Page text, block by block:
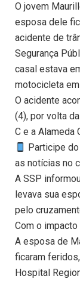
O jovem
esposa dele
acidente de
Segurança
casal estava
motocicleta
O acidente
(4), por volta
C e a Alameda
Participe
as notícias no
A SSP
levava sua
pelo
Com o impacto
A esposa de
ficaram
Hospital